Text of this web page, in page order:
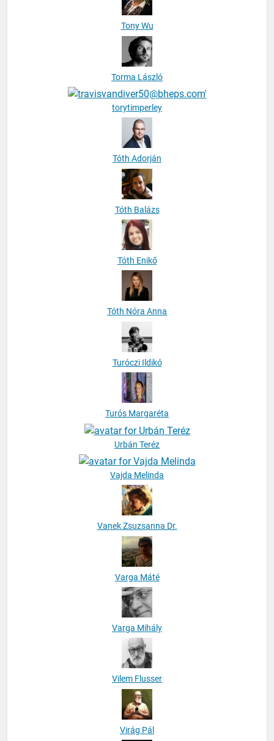
Tony Wu
Torma László
torytimperley
Tóth Adorján
Tóth Balázs
Tóth Enikő
Tóth Nóra Anna
Turóczi Ildikó
Turós Margaréta
Urbán Teréz
Vajda Melinda
Vanek Zsuzsanna Dr.
Varga Máté
Varga Mihály
Vilem Flusser
Virág Pál